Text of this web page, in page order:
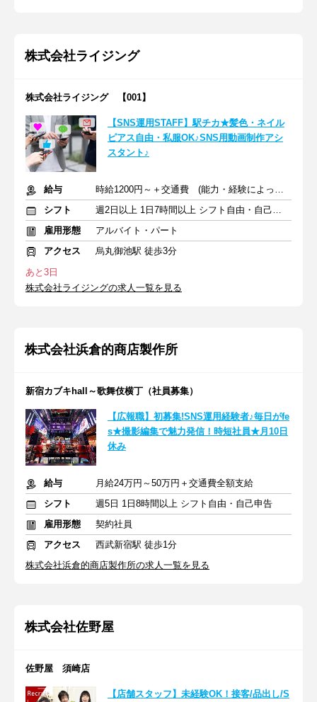
株式会社ライジング
株式会社ライジング 【001】
【SNS運用STAFF】駅チカ★髪色・ネイル
ピアス自由・私服OK♪SNS用動画制作アシ
スタント♪
給与
時給1200円～＋交通費 (能力・経験によってインセンティブあり)
シフト
週2日以上 1日7時間以上 シフト自由・自己申告
雇用形態
アルバイト・パート
アクセス
烏丸御池駅 徒歩3分
あと3日
株式会社ライジングの求人一覧を見る
株式会社浜倉的商店製作所
新宿カブキhall～歌舞伎横丁（社員募集）
【広報職】初募集!SNS運用経験者♪毎日がfe
s★撮影編集で魅力発信！時短社員★月10日
休み
給与
月給24万円～50万円＋交通費全額支給
シフト
週5日 1日8時間以上 シフト自由・自己申告
雇用形態
契約社員
アクセス
西武新宿駅 徒歩1分
株式会社浜倉的商店製作所の求人一覧を見る
株式会社佐野屋
佐野屋 須崎店
【店舗スタッフ】未経験OK！接客/品出し/S